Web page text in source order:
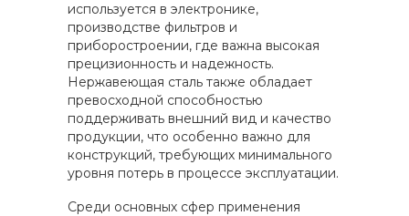
используется в электронике,
производстве фильтров и
приборостроении, где важна высокая
прецизионность и надежность.
Нержавеющая сталь также обладает
превосходной способностью
поддерживать внешний вид и качество
продукции, что особенно важно для
конструкций, требующих минимального
уровня потерь в процессе эксплуатации.
Среди основных сфер применения